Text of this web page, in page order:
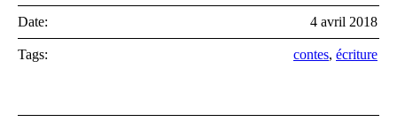
Date: 4 avril 2018
Tags: contes, écriture